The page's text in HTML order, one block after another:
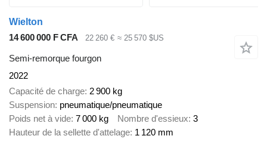
Wielton
14 600 000 F CFA
22 260 € ≈ 25 570 $US
Semi-remorque fourgon
2022
Capacité de charge 2 900 kg
Suspension pneumatique/pneumatique
Poids net à vide 7 000 kg Nombre d'essieux 3
Hauteur de la sellette d'attelage 1 120 mm